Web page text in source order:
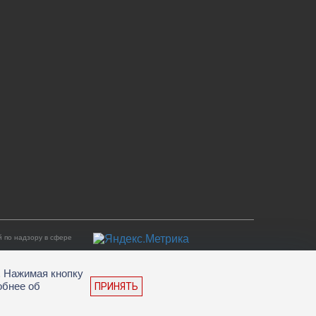
надзору в сфере
Нажимая кнопку
об
ПРИНЯТЬ